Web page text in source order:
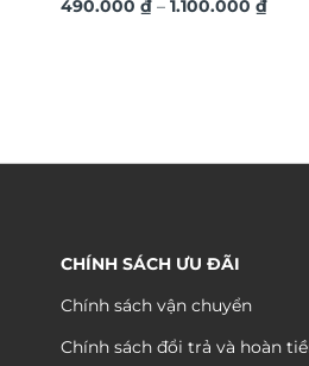
TG4536
490.000 ₫ – 1.100.000 ₫
CHÍNH SÁCH ƯU ĐÃI
Chính sách vận chuyển
Chính sách đổi trả và hoàn